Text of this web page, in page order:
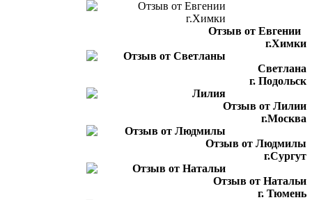
Отзыв от Евгении
г.Химки
Светлана
г. Подольск
Отзыв от Лилии
г.Москва
Отзыв от Людмилы
г.Сургут
Отзыв от Натальи
г. Тюмень